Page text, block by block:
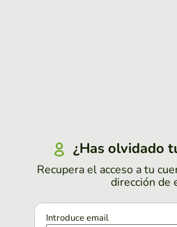
¿Has olvidado
Recupera el acceso a tu
dirección de
Introduce email